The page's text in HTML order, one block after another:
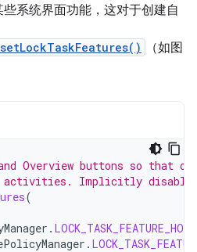
系统界面功能，这对于创建自
（如图
Overview buttons so that
activities. Implicitly
(
. LOCK_TASK_FEATURE_HOME
.